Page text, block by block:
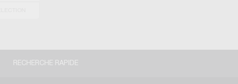
RECHERCHE RAPIDE